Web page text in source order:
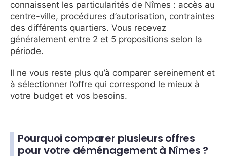
connaissent les particularités de Nîmes : accès au
centre-ville, procédures d’autorisation, contraintes
des différents quartiers. Vous recevez
généralement entre 2 et 5 propositions selon la
période.
Il ne vous reste plus qu’à comparer sereinement et
à sélectionner l’offre qui correspond le mieux à
votre budget et vos besoins.
Pourquoi comparer plusieurs offres
pour votre déménagement à Nîmes ?